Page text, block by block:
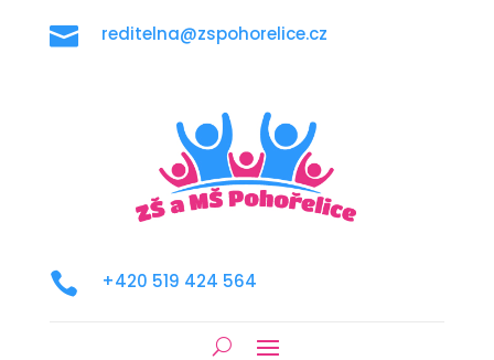
 reditelna@zspohorelice.cz
 +420 519 424 564